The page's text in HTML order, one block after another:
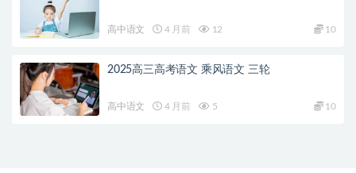
高中语文 4 月前 12 10
2025高三高考语文 乘风语文 三轮
高中语文 4 月前 5 10